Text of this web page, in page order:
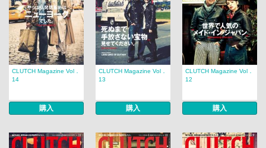
CLUTCH Magazine Vol．
14
購入
CLUTCH Magazine Vol．
13
購入
CLUTCH Magazine Vol．
12
購入